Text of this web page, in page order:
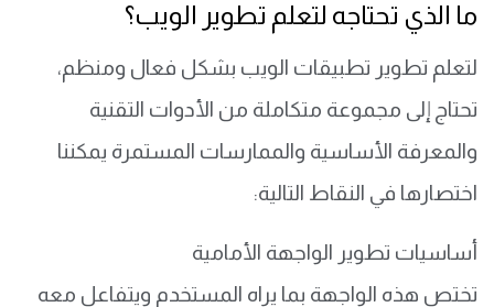
​ما الذي تحتاجه لتعلم تطوير الويب؟​
لتعلم تطوير تطبيقات الويب بشكل فعال ومنظم،
تحتاج إلى مجموعة متكاملة من الأدوات التقنية
والمعرفة الأساسية والممارسات المستمرة يمكننا
اختصارها في النقاط التالية:
أساسيات تطوير الواجهة الأمامية
تختص هذه الواجهة بما يراه المستخدم ويتفاعل معه